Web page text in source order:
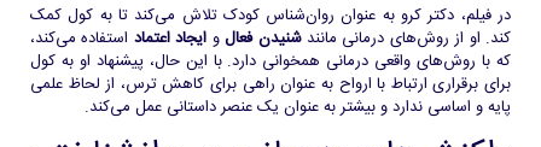
در فیلم، دکتر کرو به عنوان روان‌شناس کودک تلاش می‌کند تا به کول کمک
کند. او از روش‌های درمانی مانندشنیدن فعالو ایجاد اعتماد استفاده می‌کند،
که با روش‌های واقعی درمانی همخوانی دارد. با این حال، پیشنهاد او به کول
برای برقراری ارتباط با ارواح به عنوان راهی برای کاهش ترس، از لحاظ علمی
پایه و اساسی ندارد و بیشتر به عنوان یک عنصر داستانی عمل می‌کند.